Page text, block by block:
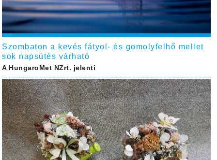
Szombaton a kevés fátyol- és gomolyfelhő mellet
sok napsütés várható
A HungaroMet NZrt. jelenti